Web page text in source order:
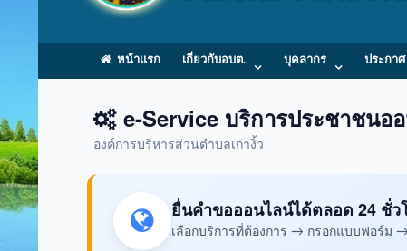
หน้าแรก เกี่ยวกับอบต. บุคลากร ประกาศ
e-Service บริการประชาชนอ
องค์การบริหารส่วนตำบลเก่างิ้ว
ยื่นคำขอออนไลน์ได้ตลอด 24 ชั่ว
เลือกบริการที่ต้องการ → กรอกแบบฟอร์ม